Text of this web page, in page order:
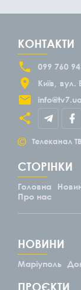
КОНТАКТИ
099 760
Київ
вул.
info@tv7.ua
© Телеканал
СТОРІНКИ
Головна
Про нас
НОВИНИ
Маріуполь
ПРОЄКТИ